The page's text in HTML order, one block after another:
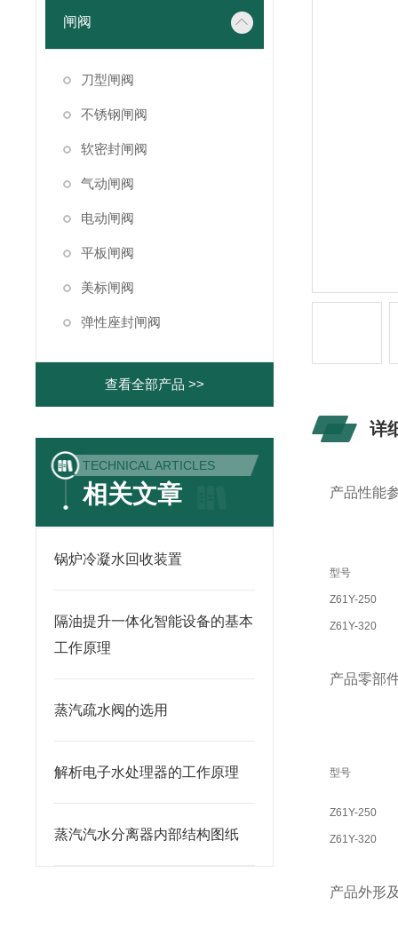
闸阀
刀型闸阀
不锈钢闸阀
软密封闸阀
气动闸阀
电动闸阀
平板闸阀
美标闸阀
弹性座封闸阀
查看全部产品 >>
TECHNICAL ARTICLES
相关文章
锅炉冷凝水回收装置
隔油提升一体化智能设备的基本
工作原理
蒸汽疏水阀的选用
解析电子水处理器的工作原理
蒸汽汽水分离器内部结构图纸
详
产品性能
型号
Z61Y-250
Z61Y-320
产品零部
型号
Z61Y-250
Z61Y-320
产品外形